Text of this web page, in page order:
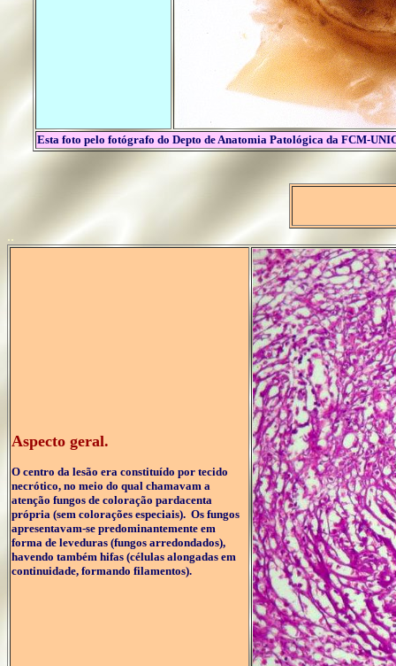
Esta foto pelo fotógrafo do Depto de Anatomia Patológica da FCM-
..
Aspecto geral.
O centro da lesão era constituído por tecido
necrótico, no meio do qual chamavam a
atenção fungos de coloração pardacenta
própria (sem colorações especiais). Os fungos
apresentavam-se predominantemente em
forma de leveduras (fungos arredondados),
havendo também hifas (células alongadas em
continuidade, formando filamentos).